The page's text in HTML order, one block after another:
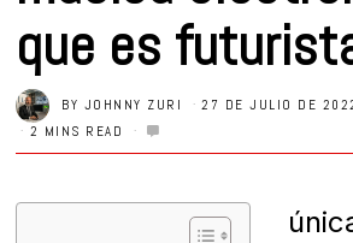
que es
BY JOHNNY ZURI 27 DE JULIO DE
2 MINS READ